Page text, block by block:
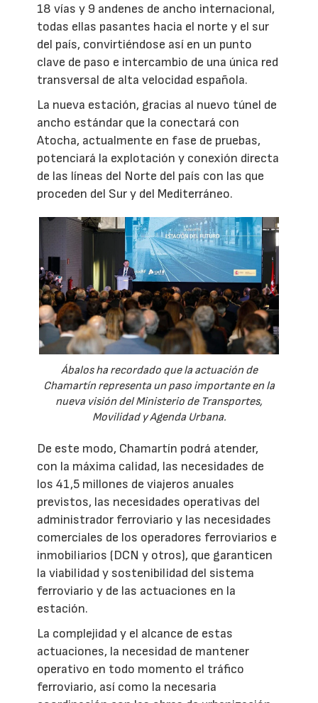
18 vías y 9 andenes de ancho internacional,
todas ellas pasantes hacia el norte y el sur
del país, convirtiéndose así en un punto
clave de paso e intercambio de una única red
transversal de alta velocidad española.
La nueva estación, gracias al nuevo túnel de
ancho estándar que la conectará con
Atocha, actualmente en fase de pruebas,
potenciará la explotación y conexión directa
de las líneas del Norte del país con las que
proceden del Sur y del Mediterráneo.
Ábalos ha recordado que la actuación de
Chamartín representa un paso importante en la
nueva visión del Ministerio de Transportes,
Movilidad y Agenda Urbana.
De este modo, Chamartín podrá atender,
con la máxima calidad, las necesidades de
los 41,5 millones de viajeros anuales
previstos, las necesidades operativas del
administrador ferroviario y las necesidades
comerciales de los operadores ferroviarios e
inmobiliarios (DCN y otros), que garanticen
la viabilidad y sostenibilidad del sistema
ferroviario y de las actuaciones en la
estación.
La complejidad y el alcance de estas
actuaciones, la necesidad de mantener
operativo en todo momento el tráfico
ferroviario, así como la necesaria